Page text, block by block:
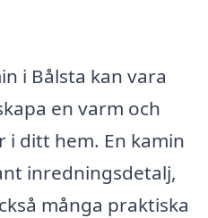
i Bålsta kan vara
en varm och
ditt hem. En kamin
inredningsdetalj,
många praktiska